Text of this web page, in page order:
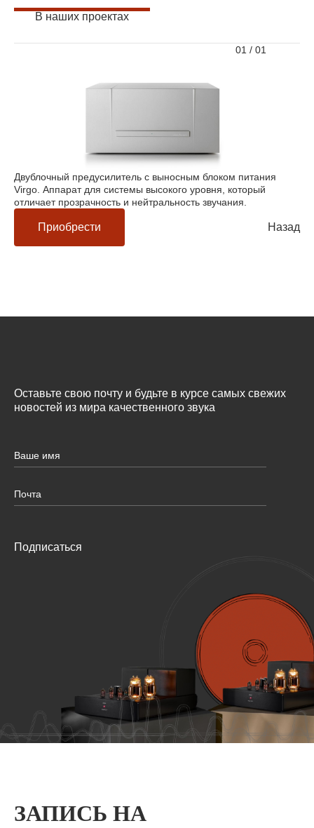
В наших проектах
01 / 01
Двублочный предусилитель с выносным блоком питания
Virgo. Аппарат для системы высокого уровня, который
отличает прозрачность и нейтральность звучания.
Приобрести Назад
Оставьте свою почту и будьте в курсе самых свежих
новостей из мира качественного звука
Подписаться
ЗАПИСЬ НА